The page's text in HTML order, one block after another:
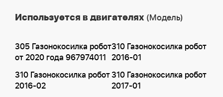
Используется в двигателях (Модель)
305 Газонокосилка робот
от 2020 года 967974011
310 Газонокосилка робот
2016-01
310 Газонокосилка робот
2016-02
310 Газонокосилка робот
2017-01